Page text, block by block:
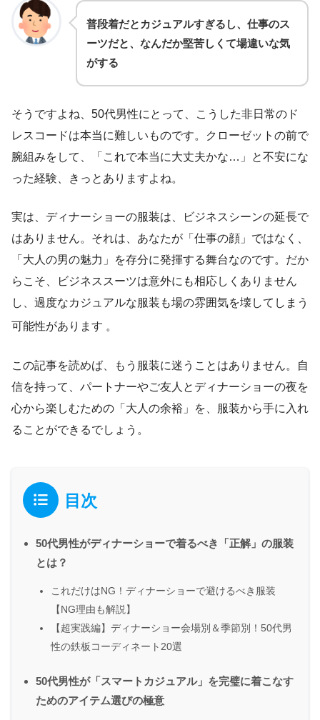
普段着だとカジュアルすぎるし、仕事のス
ーツだと、なんだか堅苦しくて場違いな気
がする
そうですよね、50代男性にとって、こうした非日常のド
レスコードは本当に難しいものです。クローゼットの前で
腕組みをして、「これで本当に大丈夫かな…」と不安にな
った経験、きっとありますよね。
実は、ディナーショーの服装は、ビジネスシーンの延長で
はありません。それは、あなたが「仕事の顔」ではなく、
「大人の男の魅力」を存分に発揮する舞台なのです。だか
らこそ、ビジネススーツは意外にも相応しくありません
し、過度なカジュアルな服装も場の雰囲気を壊してしまう
可能性があります 。
この記事を読めば、もう服装に迷うことはありません。自
信を持って、パートナーやご友人とディナーショーの夜を
心から楽しむための「大人の余裕」を、服装から手に入れ
ることができるでしょう。
目次
50代男性がディナーショーで着るべき「正解」の服装
とは？
これだけはNG！ディナーショーで避けるべき服装
【NG理由も解説】
【超実践編】ディナーショー会場別＆季節別！50代男
性の鉄板コーディネート20選
50代男性が「スマートカジュアル」を完璧に着こなす
ためのアイテム選びの極意